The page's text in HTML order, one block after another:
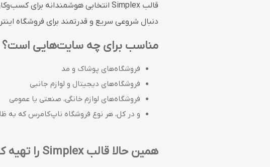
قالب Simplex انتخابی هوشمندانه برای کسب‌وکارهایی است که به‌دنبال ترکیبی از
دنبال شروعی سریع و قدرتمند برای فروشگاه
مناسب برای چه سایت‌هایی است؟
فروشگاه‌های پوشاک و مد
فروشگاه‌های دیجیتال و لوازم جانبی
فروشگاه‌های لوازم خانگی، صنعتی یا عمومی
و در کل، هر نوع فروشگاه ناپ‌کامرس که به
همین حالا قالب Simplex را تهیه کنید و فروشگاه خود را متحول کنید!